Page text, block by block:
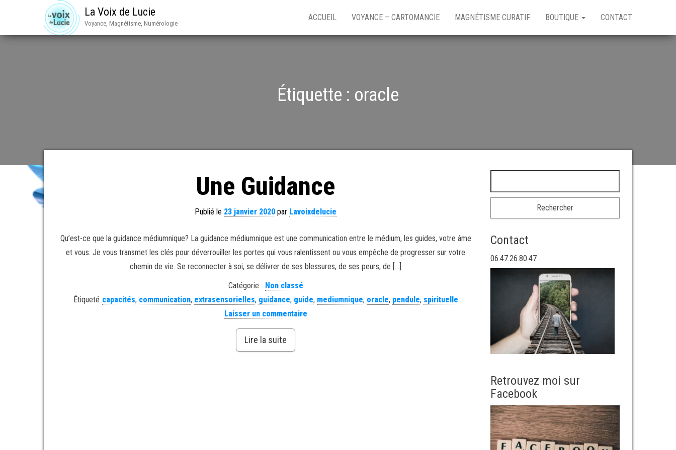
La Voix de Lucie
Voyance, Magnétisme, Numérologie
ACCUEIL VOYANCE – CARTOMANCIE MAGNÉTISME CURATIF BOUTIQUE CONTACT
Étiquette : oracle
Une Guidance
Publié le 23 janvier 2020 par Lavoixdelucie
Qu’est-ce que la guidance médiumnique? La guidance médiumnique est une communication entre le médium, les guides, votre âme
et vous. Je vous transmet les clés pour déverrouiller les portes qui vous ralentissent ou vous empêche de progresser sur votre
chemin de vie. Se reconnecter à soi, se délivrer de ses blessures, de ses peurs, de […]
Catégorie : Non classé
Étiqueté capacités, communication, extrasensorielles, guidance, guide, mediumnique, oracle, pendule, spirituelle
Laisser un commentaire
Lire la suite
Contact
06.47.26.80.47
Retrouvez moi sur
Facebook